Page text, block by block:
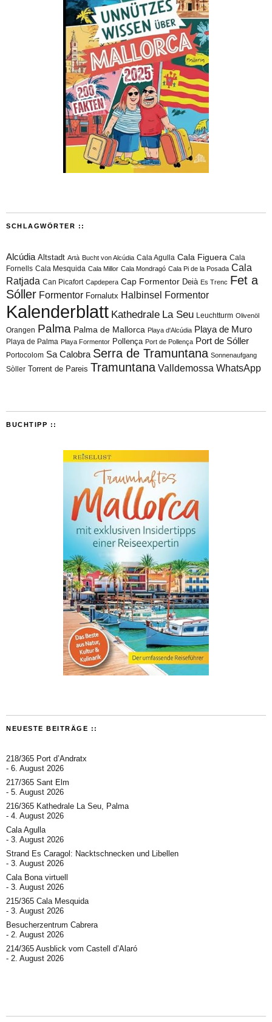
SCHLAGWÖRTER ::
Alcúdia Altstadt Artà Bucht von Alcúdia Cala Agulla Cala Figuera Cala
Fornells Cala Mesquida Cala Millor Cala Mondragó Cala Pi de la Posada Cala
Ratjada Can Picafort Capdepera Cap Formentor Deià Es Trenc Fet a
Sóller Formentor Fornalutx Halbinsel Formentor
Kalenderblatt Kathedrale La Seu Leuchtturm Olivenöl
Orangen Palma Palma de Mallorca Playa d'Alcúdia Playa de Muro
Playa de Palma Playa Formentor Pollença Port de Pollença Port de Sóller
Portocolom Sa Calobra Serra de Tramuntana Sonnenaufgang
Sòller Torrent de Pareis Tramuntana Valldemossa WhatsApp
BUCHTIPP ::
NEUESTE BEITRÄGE ::
218/365 Port d’Andratx
6. August 2026
217/365 Sant Elm
5. August 2026
216/365 Kathedrale La Seu, Palma
4. August 2026
Cala Agulla
3. August 2026
Strand Es Caragol: Nacktschnecken und Libellen
3. August 2026
Cala Bona virtuell
3. August 2026
215/365 Cala Mesquida
3. August 2026
Besucherzentrum Cabrera
2. August 2026
214/365 Ausblick vom Castell d’Alaró
2. August 2026